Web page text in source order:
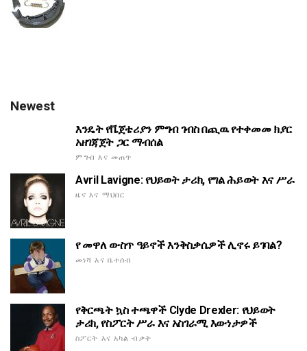
Newest
እንዴት የቬጀቴሪያን ምግብ ገብስ በጪዉ የተቀመመ ክያር
አዘገጃጀት ጋር ማብሰል
ምግብ እና መጠጥ
Avril Lavigne: የህይወት ታሪክ, የግል ሕይወት እና ሥራ
ዜና እና ማህበር
የ መዋለ ውስጥ ዓይኖች እንቅስቃሴዎች ሊኖሩ ይገባል?
መነሻ እና ቤተሰብ
የቅርጫት ኳስ ተጫዋች Clyde Drexler: የህይወት
ታሪክ, የስፖርት ሥራ እና አስገራሚ እውነታዎች
ስፖርት እና አካል ብቃት